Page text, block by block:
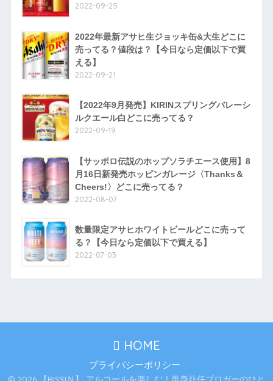
2022-09-25
2022年最新アサヒ生ジョッキ缶&大生どこに
売ってる？値段は？【今日なら定価以下で買
える】
2022-09-21
【2022年9月発売】KIRINスプリングバレーシ
ルクエール白どこに売ってる？
2022-09-19
【サッポロ伝説のホップソラチエース使用】8
月16日新発売ホッピンガレージ〈Thanks＆
Cheers!〉どこに売ってる？
2022-08-07
数量限定アサヒホワイトビールどこに売って
る？【今日なら定価以下で買える】
2022-07-03
HOME
プライバシーポリシー
© 2026 【RISSIＮ】 アルコールを楽しむ！単身赴任ブロガーのひと